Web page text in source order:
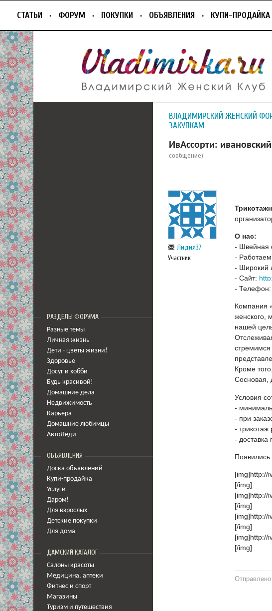
СТАТЬИ ФОРУМ ПОКУПКИ ОБЪЯВЛЕНИЯ КУПИ-ПРОДАЙКА
РАЗДЕЛЫ ФОРУМА
Разные темы
Личная жизнь
Дети - цветы жизни!
Здоровье
Досуг и хобби
Будь красивой!
Домашние дела
Недвижимость
Карьера
Домашние любимцы
АвтоЛеди
ОБЪЯВЛЕНИЯ
Доска объявлений
Купи-продайка
Услуги
Даром!
Для взрослых
Детские покупки
Для дома
ДАМСКИЙ КАТАЛОГ
Салоны красоты
Медицина, аптеки
Фитнес и спорт
Магазины
Туризм и путешествия
ВЛАДИМИРСКИЙ ЖЕНСКИЙ
ЗАКУПКАМ
ИвАссорти:
сообщение)
Лидия37
Участник
О нас:
- Швейная
-
- Широкий
- Сайт:
- Телефон:
Компания
женского,
нашей
стремимся
Кроме
Сосновая,
Условия
-
- при
- трикотаж
-
[img]http://
[/img]
[img]http://
[/img]
[img]http://
[/img]
[img]http://
[/img]